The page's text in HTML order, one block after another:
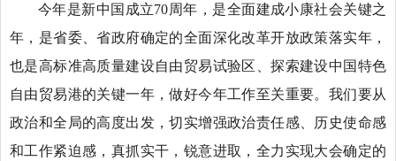
今年是新中国成立70周年，是全面建成小康社会关键之
年，是省委、省政府确定的全面深化改革开放政策落实年，
也是高标准高质量建设自由贸易试验区、探索建设中国特色
自由贸易港的关键一年，做好今年工作至关重要。我们要从
政治和全局的高度出发，切实增强政治责任感、历史使命感
和工作紧迫感，真抓实干，锐意进取，全力实现大会确定的